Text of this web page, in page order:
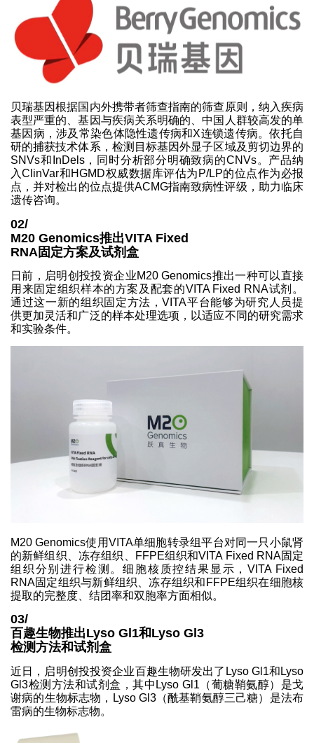
贝瑞基因根据国内外携带者筛查指南的筛查原则，纳入疾病
表型严重的、基因与疾病关系明确的、中国人群较高发的单
基因病，涉及常染色体隐性遗传病和X连锁遗传病。依托自
研的捕获技术体系，检测目标基因外显子区域及剪切边界的
SNVs和InDels，同时分析部分明确致病的CNVs。产品纳
入ClinVar和HGMD权威数据库评估为P/LP的位点作为必报
点，并对检出的位点提供ACMG指南致病性评级，助力临床
遗传咨询。
02/
M20 Genomics推出VITA Fixed
RNA固定方案及试剂盒
日前，启明创投投资企业M20 Genomics推出一种可以直接
用来固定组织样本的方案及配套的VITA Fixed RNA试剂。
通过这一新的组织固定方法，VITA平台能够为研究人员提
供更加灵活和广泛的样本处理选项，以适应不同的研究需求
和实验条件。
M20 Genomics使用VITA单细胞转录组平台对同一只小鼠肾
的新鲜组织、冻存组织、FFPE组织和VITA Fixed RNA固定
组织分别进行检测。细胞核质控结果显示，VITA Fixed
RNA固定组织与新鲜组织、冻存组织和FFPE组织在细胞核
提取的完整度、结团率和双胞率方面相似。
03/
百趣生物推出Lyso Gl1和Lyso Gl3
检测方法和试剂盒
近日，启明创投投资企业百趣生物研发出了Lyso Gl1和Lyso
Gl3检测方法和试剂盒，其中Lyso Gl1（葡糖鞘氨醇）是戈
谢病的生物标志物，Lyso Gl3（酰基鞘氨醇三己糖）是法布
雷病的生物标志物。